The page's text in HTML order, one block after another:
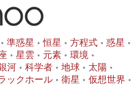
準惑星 恒星 方程式
惑星
星雲 元素
環境
河 科学者 地球
太陽
ックホール 衛星
仮想世界